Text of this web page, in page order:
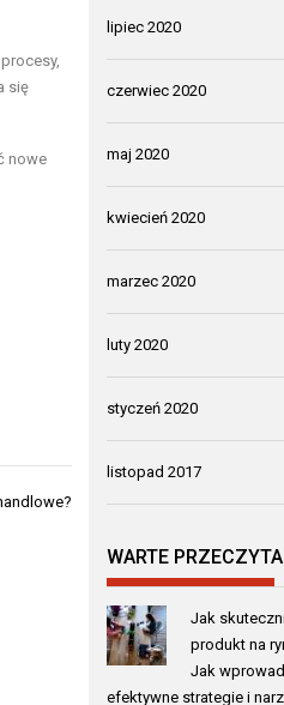
się
nowe
lipiec 2020
czerwiec 2020
maj 2020
kwiecień 2020
marzec 2020
luty 2020
styczeń 2020
listopad 2017
WARTE
Jak
produkt na
Jak
efektywne strategie i